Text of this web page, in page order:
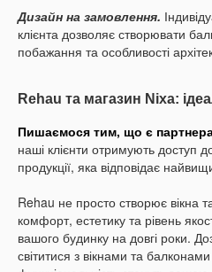
Дизайн на замовлення.
клієнта дозволяє створювати
побажання та особливості
Rehau та магазин Nixa:
Пишаємося тим, що є
наші клієнти отримують доступ
продукції, яка відповідає
Rehau не просто створює вікна
комфорт, естетику та рівень
вашого будинку на довгі роки.
світитися з вікнами та